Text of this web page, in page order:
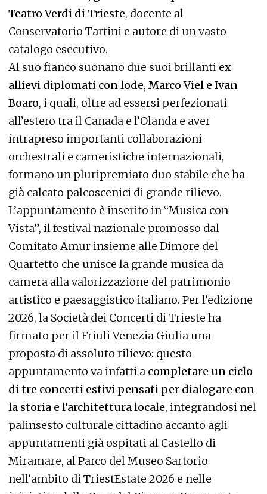
Teatro Verdi di Trieste, docente al
Conservatorio Tartini e autore di un vasto
catalogo esecutivo.
Al suo fianco suonano due suoi brillanti ex
allievi diplomati con lode, Marco Viel e Ivan
Boaro, i quali, oltre ad essersi perfezionati
all’estero tra il Canada e l’Olanda e aver
intrapreso importanti collaborazioni
orchestrali e cameristiche internazionali,
formano un pluripremiato duo stabile che ha
già calcato palcoscenici di grande rilievo.
L’appuntamento è inserito in “Musica con
Vista”, il festival nazionale promosso dal
Comitato Amur insieme alle Dimore del
Quartetto che unisce la grande musica da
camera alla valorizzazione del patrimonio
artistico e paesaggistico italiano. Per l’edizione
2026, la Società dei Concerti di Trieste ha
firmato per il Friuli Venezia Giulia una
proposta di assoluto rilievo: questo
appuntamento va infatti a completare un ciclo
di tre concerti estivi pensati per dialogare con
la storia e l’architettura locale, integrandosi nel
palinsesto culturale cittadino accanto agli
appuntamenti già ospitati al Castello di
Miramare, al Parco del Museo Sartorio
nell’ambito di TriestEstate 2026 e nelle